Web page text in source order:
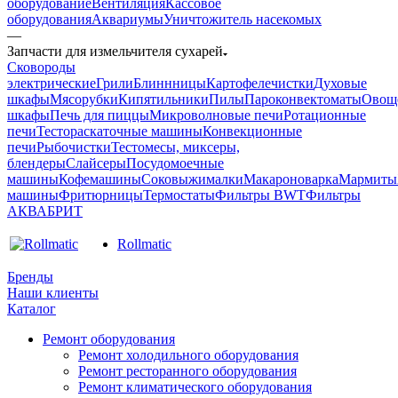
оборудованияАквариумыУничтожитель насекомых
—
Запчасти для измельчителя сухарей
Cковороды
электрическиеГрилиБлиннницыКартофелечисткиДуховые
шкафыМясорубкиКипятильникиПилыПароконвектоматы
шкафыПечь для пиццыМикроволновые печиРотационные
печиТестораскаточные машиныКонвекционные
печиРыбочисткиТестомесы, миксеры,
блендерыСлайсерыПосудомоечные
машиныКофемашиныСоковыжималкиМакароноваркаМармиты
машиныФритюрницыТермостатыФильтры BWTФильтры
АКВАБРИТ
Rollmatic
Бренды
Наши клиенты
Каталог
Ремонт оборудования
Ремонт холодильного оборудования
Ремонт ресторанного оборудования
Ремонт климатического оборудования